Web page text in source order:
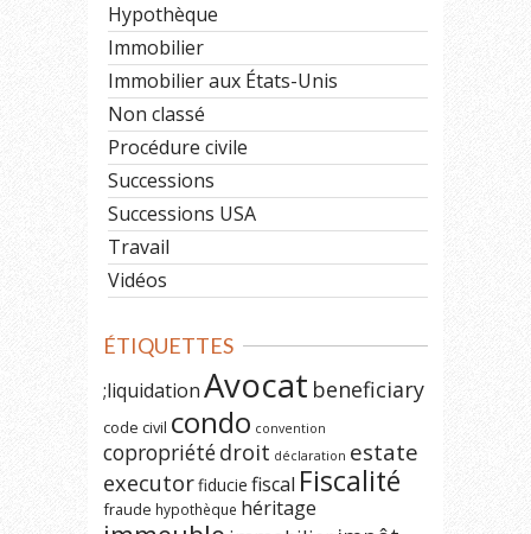
Hypothèque
Immobilier
Immobilier aux États-Unis
Non classé
Procédure civile
Successions
Successions USA
Travail
Vidéos
ÉTIQUETTES
;liquidationAvocat beneficiary
code civil condo convention
copropriétédroit déclaration estate
executorfiducie fiscal Fiscalité
fraude hypothèque héritage